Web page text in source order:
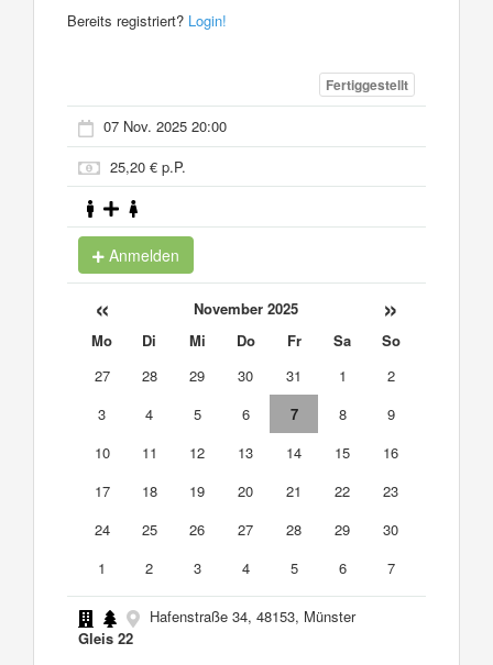
Bereits registriert? Login!
Fertiggestellt
07 Nov. 2025 20:00
25,20 € p.P.
Anmelden
« November 2025 »
Mo Di Mi Do Fr Sa
So
27
28 29 30 31 1
2
3
4 5 6 7 8
9
10
11 12 13 14 15
16
17
18 19 20 21 22
23
24
25 26 27 28 29
30
1
2 3 4 5 6 7
Hafenstraße 34, 48153, Münster
Gleis 22